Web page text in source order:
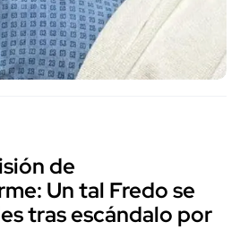
de
Un tal Fredo se
tras escándalo por